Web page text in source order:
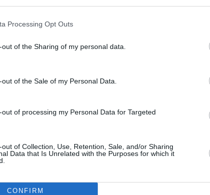
Processing Opt Outs
of the Sharing of my personal data.
of the Sale of my Personal Data.
of processing my Personal Data for Targeted
of Collection, Use, Retention, Sale, and/or Sharing
Data that Is Unrelated with the Purposes for which it
CONFIRM
Αρχαιολογικό Μουσείο Θεσσαλονίκης: Στο
των Massive Attack